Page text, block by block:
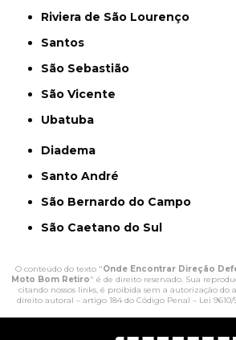
Riviera de São Lourenço
Santos
São Sebastião
São Vicente
Ubatuba
Diadema
Santo André
São Bernardo do Campo
São Caetano do Sul
O conteúdo do texto "Onde Encontrar Direção
Moto Bom Retiro" é de direito reservado. Sua
citando nossos links, é proibida sem a autorização do
direito autoral – artigo 184 do Código Penal – Lei